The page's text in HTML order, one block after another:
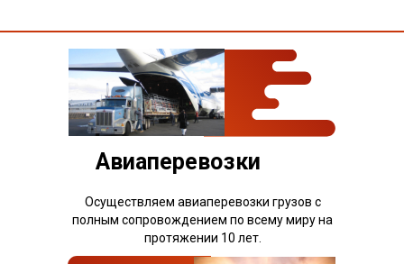
Авиаперевозки
Осуществляем авиаперевозки грузов с
полным сопровождением по всему миру на
протяжении 10 лет.